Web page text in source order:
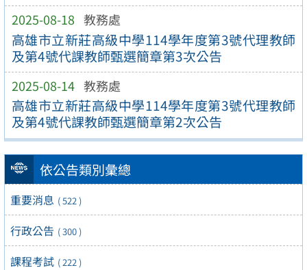
2025-08-18 教務處
高雄市立新莊高級中學114學年度第3號代理教師
及第4號代課教師甄選簡章第3次公告
2025-08-14 教務處
高雄市立新莊高級中學114學年度第3號代理教師
及第4號代課教師甄選簡章第2次公告
依公告類別彙總
重要消息 ( 522 )
行政公告 ( 300 )
課程考試 ( 222 )